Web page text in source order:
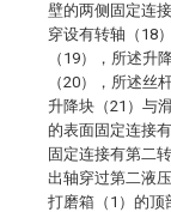
壁的两侧固定连
穿设有转轴（18
（19），所述升
（20），所述丝
升降块（21）与
的表面固定连接
固定连接有第二
出轴穿过第二液
打磨箱（1）的顶